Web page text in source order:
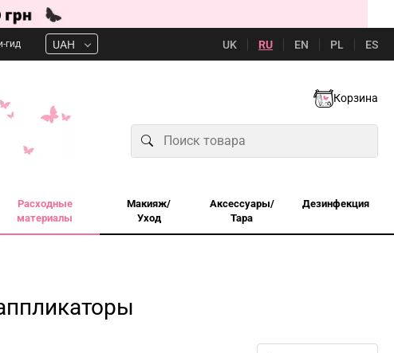
гид UAH UK RU EN PL ES
Корзина
Расходные
материалы
Макияж/
Уход
Аксессуары/
Тара
Дезинфекция